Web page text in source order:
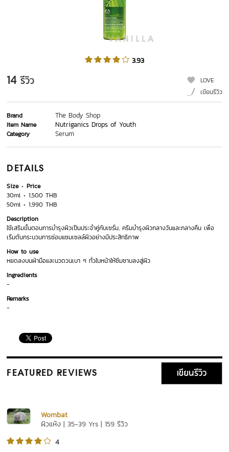
3.93
14 รีวิว
LOVE
เขียนรีวิว
Brand The Body Shop
Item Name Nutriganics Drops of Youth
Category Serum
DETAILS
Size
Price
30ml
1,500 THB
50ml
1,990 THB
Description
ใช้เสริมขั้นตอนการบำรุงผิวเป็นประจำคู่กับเซรั่ม, ครีมบำรุงผิวกลางวันและกลางคืน เพื่อ
เริ่มต้นกระบวนการซ่อมแซมเซลล์ผิวอย่างมีประสิทธิภาพ
How to use
หยดลงบนฝ่ามือและนวดวนเบา ๆ ทั่วใบหน้าให้ซึมซาบลงสู่ผิว
Ingredients
-
Remarks
-
FEATURED REVIEWS เขียนรีวิว
Wombat
ผิวแห้ง | 35-39 Yrs | 159 รีวิว
4